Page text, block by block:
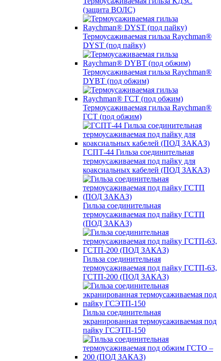
(защита ВОЛС)
Термоусаживаемая гильза Raychman®
DYST (под пайку)
Термоусаживаемая гильза Raychman®
DYBT (под обжим)
Термоусаживаемая гильза Raychman®
ГСТ (под обжим)
ГСПТ-44 Гильза соединительная
термоусаживаемая под пайку для
коаксиальных кабелей (ПОД ЗАКАЗ)
Гильза соединительная
термоусаживаемая под пайку ГСТП
(ПОД ЗАКАЗ)
Гильза соединительная
термоусаживаемая под пайку ГСТП-63,
ГСТП-200 (ПОД ЗАКАЗ)
Гильза соединительная
экранированная термоусаживаемая под
пайку ГСЭТП-150